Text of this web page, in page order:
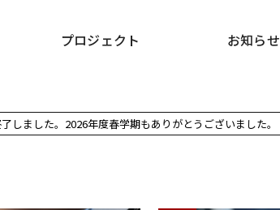
プロジェクト お知らせ
しました。2026年度春学期もありがとうございました。